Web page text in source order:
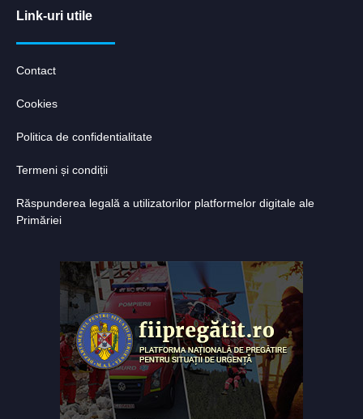
Link-uri utile
Contact
Cookies
Politica de confidentialitate
Termeni și condiții
Răspunderea legală a utilizatorilor platformelor digitale ale
Primăriei